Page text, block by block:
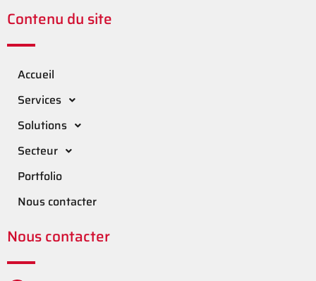
Contenu du site
Accueil
Services
Solutions
Secteur
Portfolio
Nous contacter
Nous contacter